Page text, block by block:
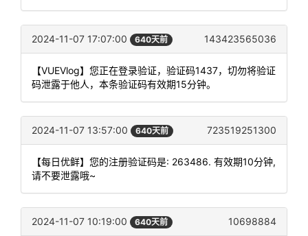
2024-11-07 17:07:00 640天前 143423565036
【VUEVlog】您正在登录验证，验证码1437，切勿将验证
码泄露于他人，本条验证码有效期15分钟。
2024-11-07 13:57:00 640天前 723519251300
【每日优鲜】您的注册验证码是: 263486. 有效期10分钟,
请不要泄露哦~
2024-11-07 10:19:00 640天前 10698884